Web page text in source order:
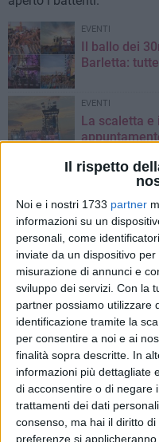
Il rispetto
Noi e i nostri 1733 partner
informazioni su un
personali, come
inviate da un dispositivo
misurazione di annunci e
sviluppo dei servizi. Con la
partner possiamo utilizzare
identificazione tramite la
per consentire a noi e ai
finalità sopra descritte. In
informazioni più dettagliate
di acconsentire o di negare
trattamenti dei dati
consenso, ma hai il diritto
preferenze si
EVENTI
Il ballo dei
Barletta:
EVENTI
La scaletta e
30mila
aJovanottie non solo.
esibiranno super ospiti
minuto.
Ieri il pubblico si è goduto
voce e penna della band
Zalone, attore e regista
alcuni dei suoi brani più
Morandi, ormai legato a
collaborazione artistica.
l'attenzione cantando il
e proseguendo con
comeFatti mandare dalla